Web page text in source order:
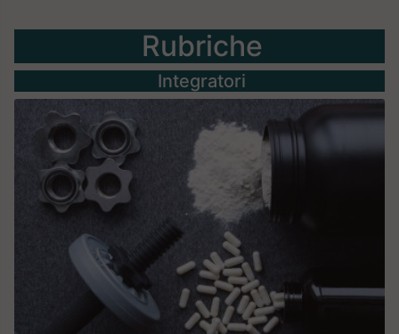
Rubriche
Integratori